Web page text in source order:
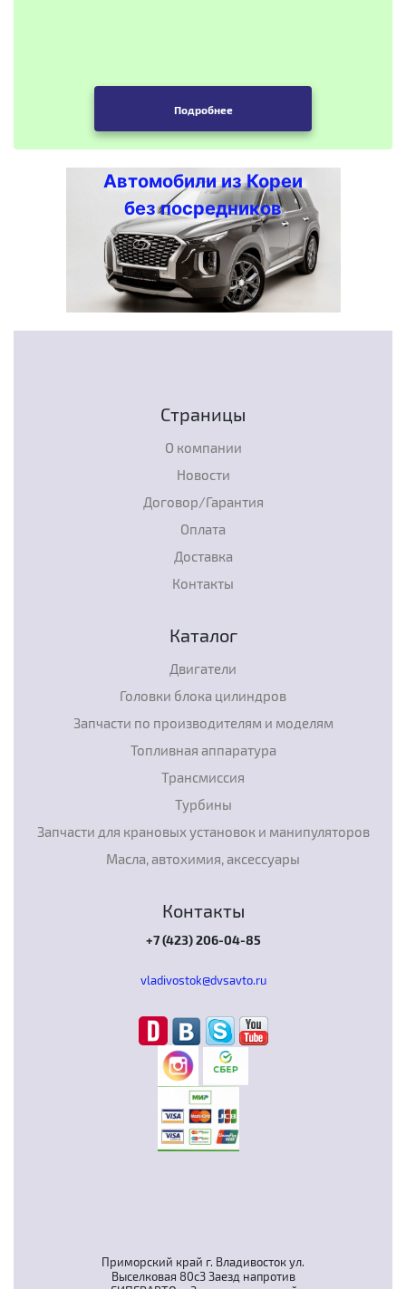
Подробнее
Автомобили из Кореи
без посредников
Приморский край г. Владивосток ул.
Выселковая 80с3 Заезд напротив
Страницы
О компании
Новости
Договор/Гарантия
Оплата
Доставка
Контакты
Каталог
Двигатели
Головки блока цилиндров
Запчасти по производителям и моделям
Топливная аппаратура
Трансмиссия
Турбины
Запчасти для крановых установок и манипуляторов
Масла, автохимия, аксессуары
Контакты
+7 (423) 206-04-85
vladivostok@dvsavto.ru